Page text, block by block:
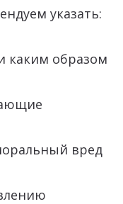
указать:
каким образом
вред